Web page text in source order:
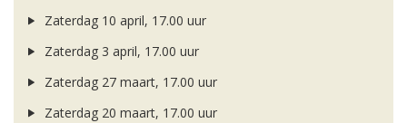
Zaterdag 10 april, 17.00 uur
Zaterdag 3 april, 17.00 uur
Zaterdag 27 maart, 17.00 uur
Zaterdag 20 maart, 17.00 uur